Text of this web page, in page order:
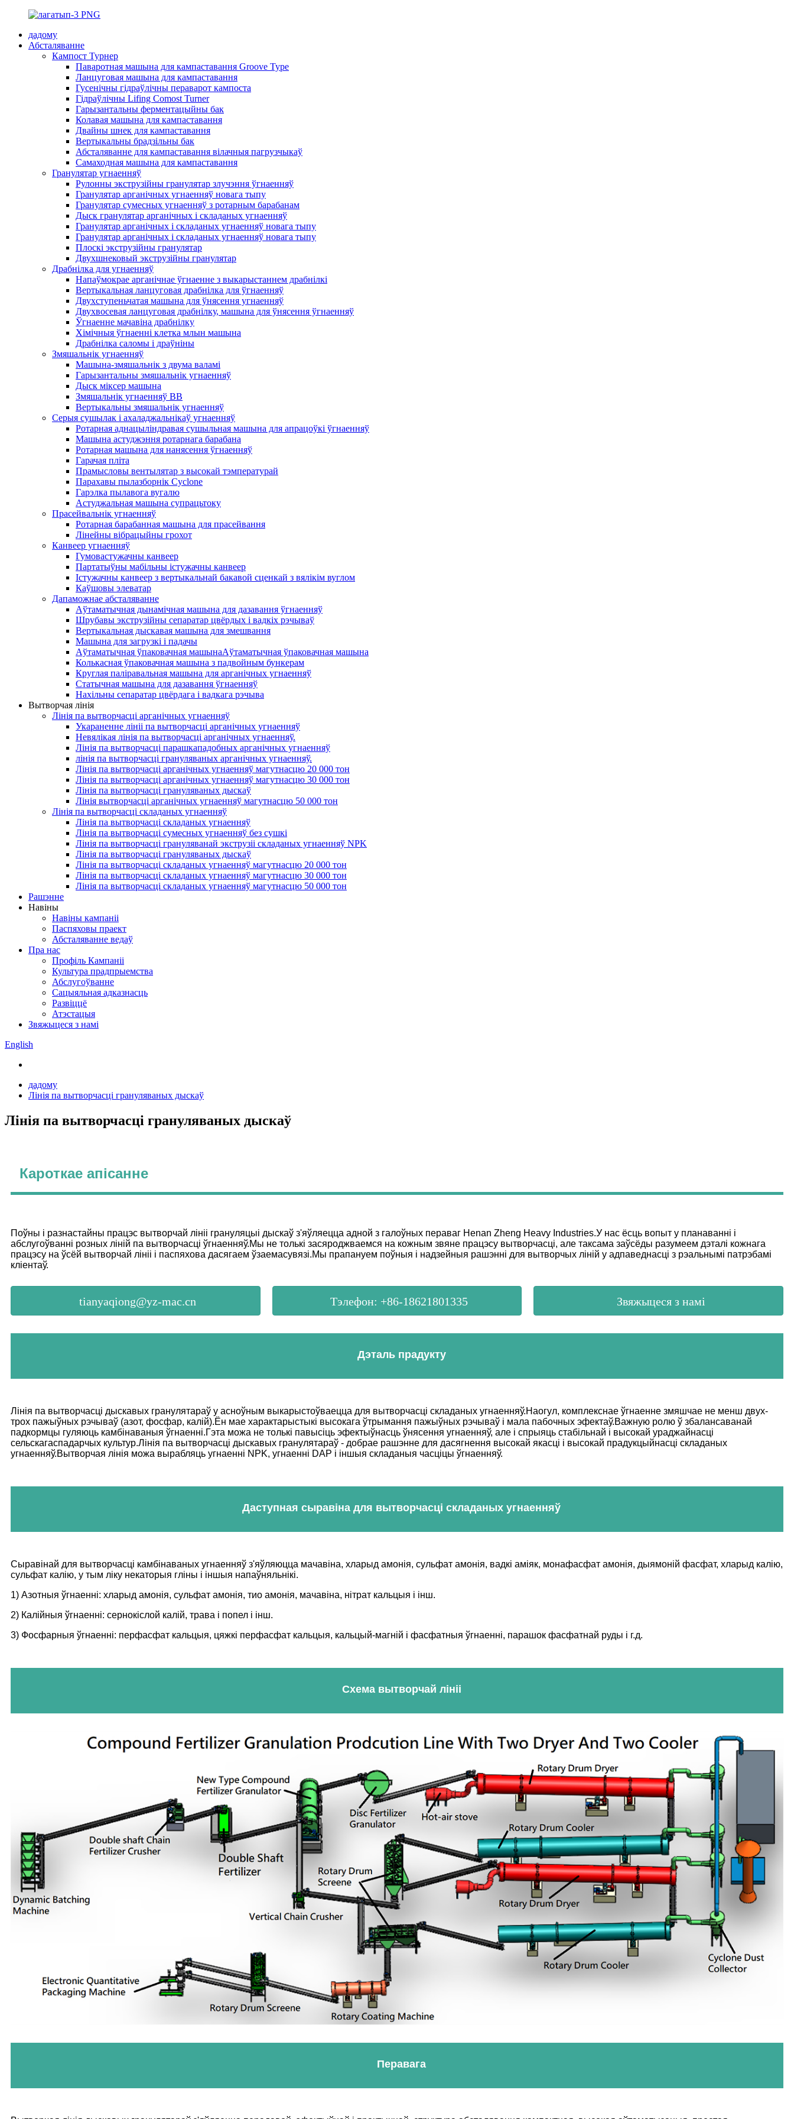
дадому
Абсталяванне
Кампост Турнер
Паваротная машына для кампаставання Groove Type
Ланцуговая машына для кампаставання
Гусенічны гідраўлічны пераварот кампоста
Гідраўлічны Lifing Comost Turner
Гарызантальны ферментацыйны бак
Колавая машына для кампаставання
Двайны шнек для кампаставання
Вертыкальны брадзільны бак
Абсталяванне для кампаставання вілачныя пагрузчыкаў
Самаходная машына для кампаставання
Гранулятар угнаенняў
Рулонны экструзійны гранулятар злучэння ўгнаенняў
Гранулятар арганічных угнаенняў новага тыпу
Гранулятар сумесных угнаенняў з ротарным барабанам
Дыск гранулятар арганічных і складаных угнаенняў
Гранулятар арганічных і складаных угнаенняў новага тыпу
Гранулятар арганічных і складаных угнаенняў новага тыпу
Плоскі экструзійны гранулятар
Двухшнековый экструзійны гранулятар
Драбнілка для угнаенняў
Напаўмокрае арганічнае ўгнаенне з выкарыстаннем драбнілкі
Вертыкальная ланцуговая драбнілка для ўгнаенняў
Двухступеньчатая машына для ўнясення угнаенняў
Двухвосевая ланцуговая драбнілку, машына для ўнясення ўгнаенняў
Ўгнаенне мачавіна драбнілку
Хімічныя ўгнаенні клетка млын машына
Драбнілка саломы і драўніны
Змяшальнік угнаенняў
Машына-змяшальнік з двума валамі
Гарызантальны змяшальнік угнаенняў
Дыск міксер машына
Змяшальнік угнаенняў BB
Вертыкальны змяшальнік угнаенняў
Серыя сушылак і ахаладжальнікаў угнаенняў
Ротарная аднацыліндравая сушыльная машына для апрацоўкі ўгнаенняў
Машына астуджэння ротарнага барабана
Ротарная машына для нанясення ўгнаенняў
Гарачая пліта
Прамысловы вентылятар з высокай тэмпературай
Парахавы пылазборнік Cyclone
Гарэлка пылавога вугалю
Астуджальная машына супрацьтоку
Прасейвальнік угнаенняў
Ротарная барабанная машына для прасейвання
Лінейны вібрацыйны грохот
Канвеер угнаенняў
Гумовастужачны канвеер
Партатыўны мабільны істужачны канвеер
Істужачны канвеер з вертыкальнай бакавой сценкай з вялікім вуглом
Каўшовы элеватар
Дапаможнае абсталяванне
Аўтаматычная дынамічная машына для дазавання ўгнаенняў
Шрубавы экструзійны сепаратар цвёрдых і вадкіх рэчываў
Вертыкальная дыскавая машына для змешвання
Машына для загрузкі і падачы
Аўтаматычная ўпаковачная машынаАўтаматычная ўпаковачная машына
Колькасная ўпаковачная машына з падвойным бункерам
Круглая паліравальная машына для арганічных угнаенняў
Статычная машына для дазавання ўгнаенняў
Нахільны сепаратар цвёрдага і вадкага рэчыва
Вытворчая лінія
Лінія па вытворчасці арганічных угнаенняў
Укараненне лініі па вытворчасці арганічных угнаенняў
Невялікая лінія па вытворчасці арганічных угнаенняў.
Лінія па вытворчасці парашкападобных арганічных угнаенняў
лінія па вытворчасці грануляваных арганічных угнаенняў.
Лінія па вытворчасці арганічных угнаенняў магутнасцю 20 000 тон
Лінія па вытворчасці арганічных угнаенняў магутнасцю 30 000 тон
Лінія па вытворчасці грануляваных дыскаў
Лінія вытворчасці арганічных угнаенняў магутнасцю 50 000 тон
Лінія па вытворчасці складаных угнаенняў
Лінія па вытворчасці складаных угнаенняў
Лінія па вытворчасці сумесных угнаенняў без сушкі
Лінія па вытворчасці грануляванай экструзіі складаных угнаенняў NPK
Лінія па вытворчасці грануляваных дыскаў
Лінія па вытворчасці складаных угнаенняў магутнасцю 20 000 тон
Лінія па вытворчасці складаных угнаенняў магутнасцю 30 000 тон
Лінія па вытворчасці складаных угнаенняў магутнасцю 50 000 тон
Рашэнне
Навіны
Навіны кампаніі
Паспяховы праект
Абсталяванне ведаў
Пра нас
Профіль Кампаніі
Культура прадпрыемства
Абслугоўванне
Сацыяльная адказнасць
Развіццё
Атэстацыя
Звяжыцеся з намі
English
дадому
Лінія па вытворчасці грануляваных дыскаў
Лінія па вытворчасці грануляваных дыскаў
Кароткае апісанне
Поўны і разнастайны працэс вытворчай лініі грануляцыі дыскаў з'яўляецца адной з галоўных пераваг Henan Zheng Heavy Industries.У нас ёсць вопыт у планаванні і
абслугоўванні розных ліній па вытворчасці ўгнаенняў.Мы не толькі засяроджваемся на кожным звяне працэсу вытворчасці, але таксама заўсёды разумеем дэталі кожнага
працэсу на ўсёй вытворчай лініі і паспяхова дасягаем ўзаемасувязі.Мы прапануем поўныя і надзейныя рашэнні для вытворчых ліній у адпаведнасці з рэальнымі патрэбамі
кліентаў.
tianyaqiong@yz-mac.cn Тэлефон: +86-18621801335 Звяжыцеся з намі
Дэталь прадукту
Лінія па вытворчасці дыскавых гранулятараў у асноўным выкарыстоўваецца для вытворчасці складаных угнаенняў.Наогул, комплекснае ўгнаенне змяшчае не менш двух-
трох пажыўных рэчываў (азот, фосфар, калій).Ён мае характарыстыкі высокага ўтрымання пажыўных рэчываў і мала пабочных эфектаў.Важную ролю ў збалансаванай
падкормцы гуляюць камбінаваныя ўгнаенні.Гэта можа не толькі павысіць эфектыўнасць ўнясення угнаенняў, але і спрыяць стабільнай і высокай ураджайнасці
сельскагаспадарчых культур.Лінія па вытворчасці дыскавых гранулятараў - добрае рашэнне для дасягнення высокай якасці і высокай прадукцыйнасці складаных
угнаенняў.Вытворчая лінія можа вырабляць угнаенні NPK, угнаенні DAP і іншыя складаныя часціцы ўгнаенняў.
Даступная сыравіна для вытворчасці складаных угнаенняў
Сыравінай для вытворчасці камбінаваных угнаенняў з'яўляюцца мачавіна, хларыд амонія, сульфат амонія, вадкі аміяк, монафасфат амонія, дыямоній фасфат, хларыд калію,
сульфат калію, у тым ліку некаторыя гліны і іншыя напаўняльнікі.
1) Азотныя ўгнаенні: хларыд амонія, сульфат амонія, тио амонія, мачавіна, нітрат кальцыя і інш.
2) Калійныя ўгнаенні: сернокіслой калій, трава і попел і інш.
3) Фосфарныя ўгнаенні: перфасфат кальцыя, цяжкі перфасфат кальцыя, кальцый-магній і фасфатныя ўгнаенні, парашок фасфатнай руды і г.д.
Схема вытворчай лініі
Перавага